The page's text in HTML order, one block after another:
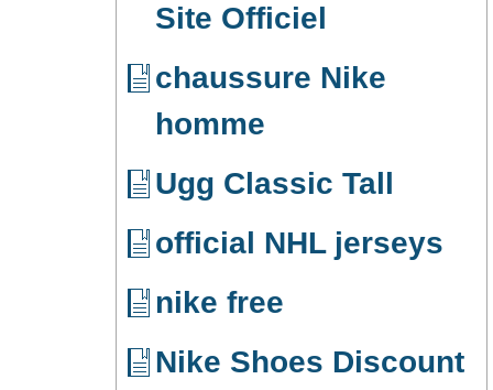
Site Officiel
chaussure Nike
homme
Ugg Classic Tall
official NHL jerseys
nike free
Nike Shoes Discount